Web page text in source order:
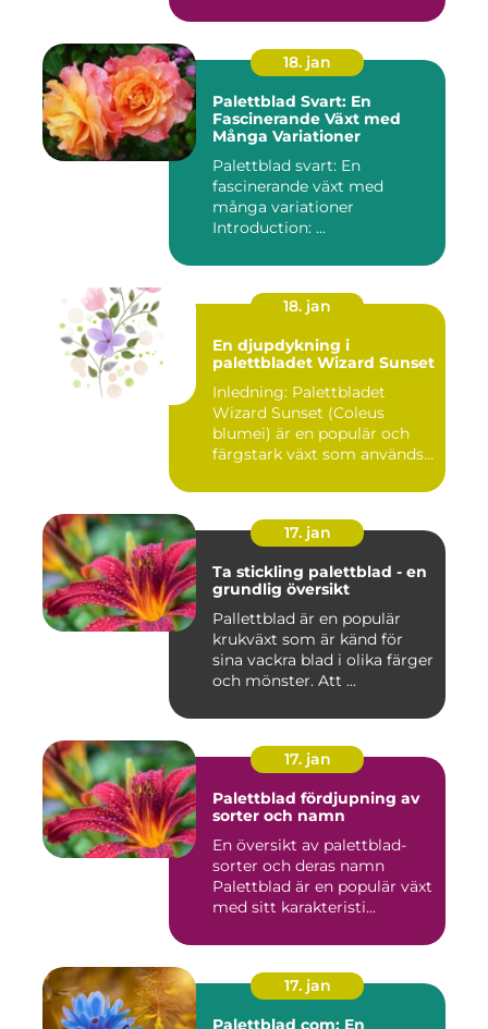
18. jan
Palettblad Svart: En
Fascinerande Växt med
Många Variationer
Palettblad svart: En
fascinerande växt med
många variationer
Introduction: ...
18. jan
En djupdykning i
palettbladet Wizard Sunset
Inledning: Palettbladet
Wizard Sunset (Coleus
blumei) är en populär och
färgstark växt som används
17. jan
Ta stickling palettblad - en
grundlig översikt
Pallettblad är en populär
krukväxt som är känd för
sina vackra blad i olika färger
och mönster. Att ...
17. jan
Palettblad fördjupning av
sorter och namn
En översikt av palettblad-
sorter och deras namn
Palettblad är en populär växt
med sitt karakteristi...
17. jan
Palettblad com: En